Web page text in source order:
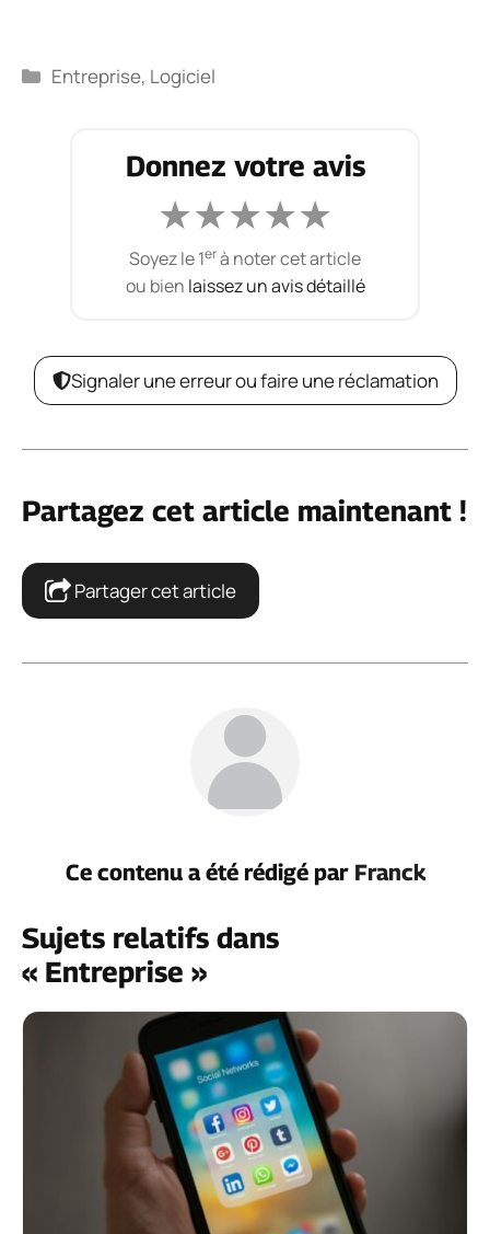
Catégories
Entreprise, Logiciel
Donnez votre avis
★★★★★
Soyez le 1erà noter cet article
ou bien laissez un avis détaillé
Signaler une erreur ou faire une réclamation
Partagez cet article maintenant !
Partager cet article
Ce contenu a été rédigé par Franck
Sujets relatifs dans
« Entreprise »